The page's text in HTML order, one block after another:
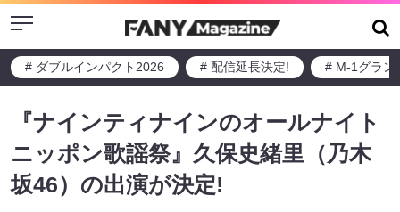
Menu
# ダブルインパクト2026 # 配信延長決定! # M-1グラン
『ナインティナインのオールナイト
ニッポン歌謡祭』久保史緒里（乃木
坂46）の出演が決定!